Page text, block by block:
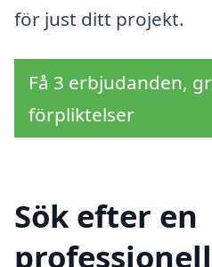
för just ditt projekt.
Få 3 erbjudanden,
förpliktelser
Sök efter en